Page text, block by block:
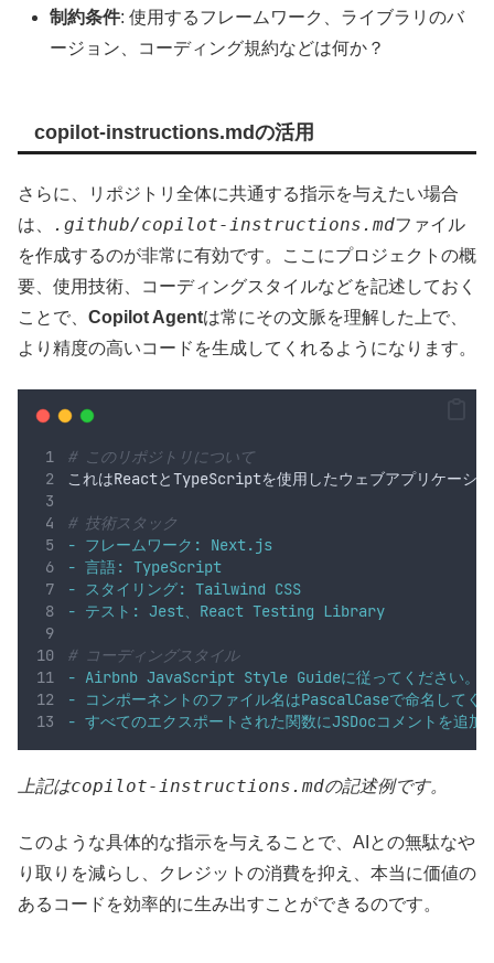
制約条件: 使用するフレームワーク、ライブラリのバ
ージョン、コーディング規約などは何か？
copilot-instructions.mdの活用
さらに、リポジトリ全体に共通する指示を与えたい場合
は、
.github/copilot-instructions.mdファイル
を作成するのが非常に有効です。ここにプロジェクトの概
要、使用技術、コーディングスタイルなどを記述しておく
ことで、 Copilot Agentは常にその文脈を理解した上で、
より精度の高いコードを生成してくれるようになります。
# このリポジトリについて
これはReactとTypeScriptを使用したウェブアプリケーシ
# 技術スタック
- フレームワーク: Next.js
- 言語: TypeScript
- スタイリング: Tailwind CSS
- テスト: Jest、React Testing Library
# コーディングスタイル
- Airbnb JavaScript Style Guideに従ってください。
- コンポーネントのファイル名はPascalCaseで命名してく
- すべてのエクスポートされた関数にJSDocコメントを追加
上記はcopilot-instructions.mdの記述例です。
このような具体的な指示を与えることで、AIとの無駄なや
り取りを減らし、クレジットの消費を抑え、本当に価値の
あるコードを効率的に生み出すことができるのです。